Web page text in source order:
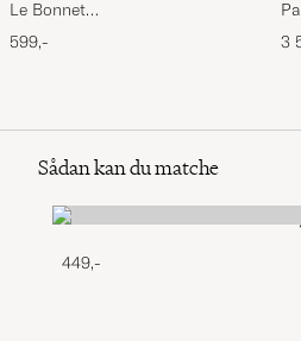
Le Bonnet
Lambswool/Caregora Beanie
Mustard
599,-
3
Sådan kan du matche
449,-